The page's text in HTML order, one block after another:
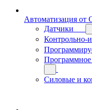
Автоматизация
Датчики
Контрольно-
Программное
Силовые и